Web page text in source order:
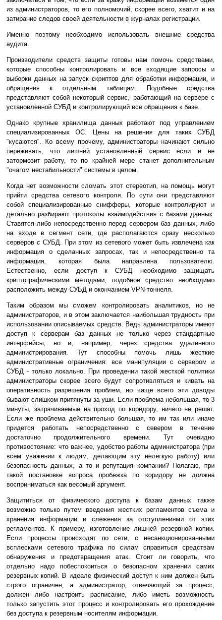
из администраторов, то его полномочий, скорее всего, хватит и на
затирание следов своей деятельности в журналах регистрации.
Именно поэтому необходимо использовать внешние средства
аудита.
Производители средств защиты готовы нам помочь средствами,
которые способны контролировать и все входящие запросы и
выборки данных на запуск скриптов для обработки информации, и
обращения к отдельным таблицам. Подобные средства
представляют собой некоторый сервис, работающий на сервере с
установленной СУБД и контролирующий все обращения к базе.
Однако крупные хранилища данных работают под управлением
специализированных ОС. Цены на решения для таких СУБД
"кусаются". Ко всему прочему, администраторы начинают сильно
переживать, что лишний установленный сервис если и не
затормозит работу, то по крайней мере станет дополнительным
"очагом нестабильности" системы в целом.
Когда нет возможности сломать этот стереотип, на помощь могут
прийти средства сетевого контроля. По сути они представляют
собой специализированные снифферы, которые контролируют и
детально разбирают протоколы взаимодействия с базами данных.
Ставятся либо непосредственно перед сервером баз данных, либо
на входе в сегмент сети, где располагаются сразу несколько
серверов с СУБД. При этом из сетевого может быть извлечена как
информация о сделанных запросах, так и непосредственно та
информация, которая была направлена пользователю.
Естественно, если доступ к СУБД необходимо защищать
криптографическими методами, подобное средство необходимо
расположить между СУБД и окончанием VPN-тоннеля.
Таким образом мы сможем контролировать аналитиков, но не
администраторов, и в этом заключается наибольшая трудность при
использовании описываемых средств. Ведь администраторы имеют
доступ к серверам баз данных не только через стандартные
интерфейсы, но и, например, через средства удаленного
администрирования. Тут способны помочь лишь жесткие
административные ограничения: все манипуляции с сервером и
СУБД - только локально. При проведении такой жесткой политики
администраторы скорее всего будут сопротивляться и кивать на
оперативность разрешения проблем, но чаще всего эти доводы
бывают слишком притянуты за уши. Если проблема небольшая, то 3
минуты, затрачиваемые на проход по коридору, ничего не решат.
Если же проблема действительно большая, то им так или иначе
придется работать непосредственно с севером в течение
достаточно продолжительного времени. Тут очевидно
противостояние: что важнее, удобство работы администратора (при
всем уважении к людям, делающим эту нелегкую работу) или
безопасность данных, а то и репутация компании? Полагаю, при
такой постановке вопроса пробежка по коридору не должна
восприниматься как весомый аргумент.
Защититься от физического доступа к базам данных также
возможно только путем введения жестких регламентов съема и
хранения информации и слежения за отступлениями от этих
регламентов. К примеру, изготовление лишней резервной копии.
Если процессы происходят по сети, с несанкционированными
всплесками сетевого трафика по силам справиться средствам
обнаружения и предотвращения атак. Стоит ли говорить, что
отдельно надо побеспокоиться о безопасном хранении самих
резервных копий. В идеале физический доступ к ним должен быть
строго ограничен, а администратор, отвечающий за процесс,
должен либо настроить расписание, либо иметь возможность
только запустить этот процесс и контролировать его прохождение
без доступа к резервным носителям информации.